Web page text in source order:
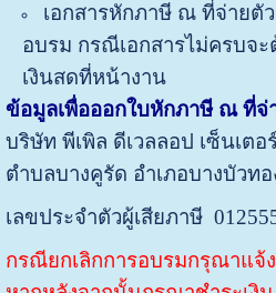
เอกสารหักภาษี ณ ที่จ่ายตั
อบรม กรณีเอกสารไม่ครบจะ
เงินสดที่หน้างาน
ข้อมูลเพื่อออกใบหักภาษี ณ ที่จ่
บริษัท พีเพิล ดีเวลลอป เซ็นเตอ
ตำบลบางคูรัด อำเภอบางบัวท
เลขประจำตัวผู้เสียภาษี
กรณียกเลิกการอบรมกรุณาแจ้